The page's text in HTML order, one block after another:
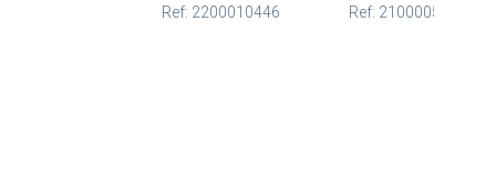
Ref: 2200010446 Ref: 2100005865